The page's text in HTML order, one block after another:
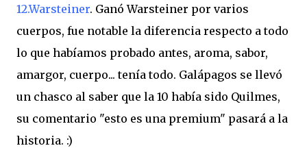
12.Warsteiner. Ganó Warsteiner por varios
cuerpos, fue notable la diferencia respecto a todo
lo que habíamos probado antes, aroma, sabor,
amargor, cuerpo... tenía todo. Galápagos se llevó
un chasco al saber que la 10 había sido Quilmes,
su comentario "esto es una premium" pasará a la
historia. :)